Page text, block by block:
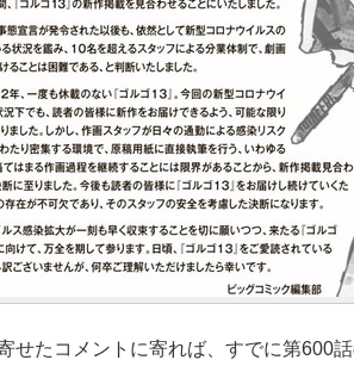
せたコメントに寄れば、すでに第600